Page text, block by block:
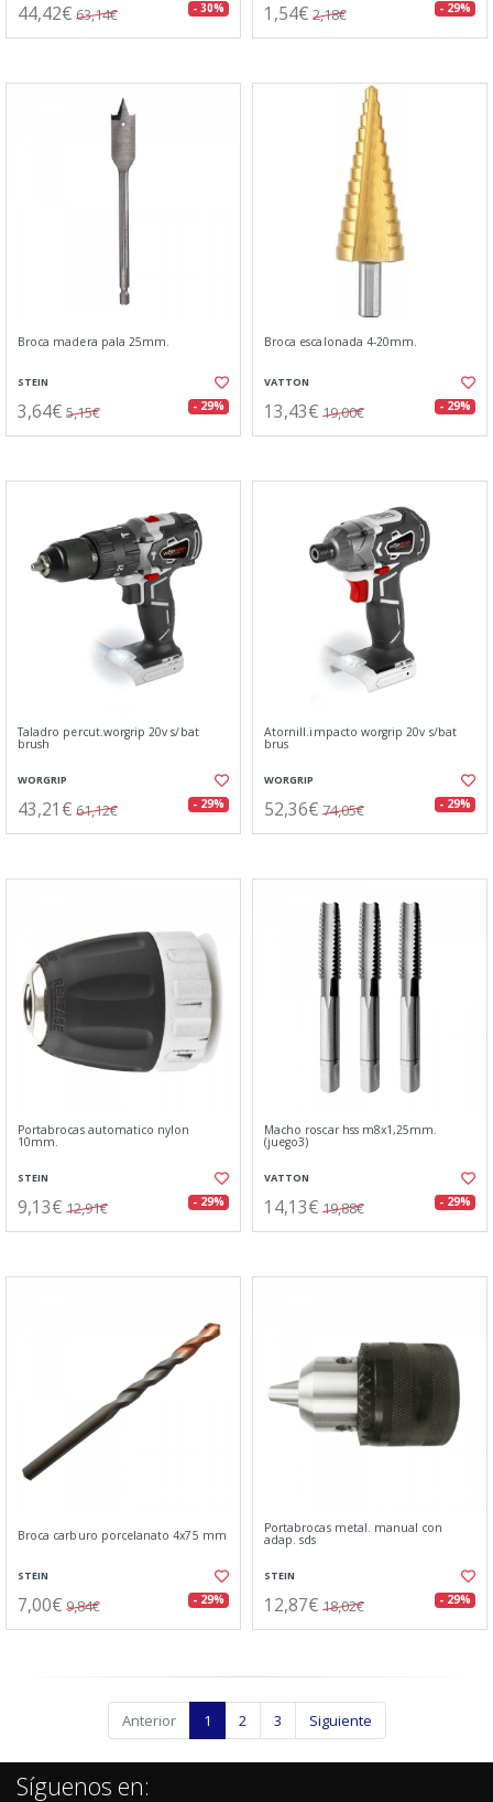
44,42€ 63,14€ - 30% 1,54€ 2,18€ - 29%
Broca madera pala 25mm.
STEIN
3,64€ 5,15€ - 29%
Broca escalonada 4-20mm.
VATTON
13,43€ 19,00€ - 29%
Taladro percut.worgrip 20v s/bat
brush
WORGRIP
43,21€ 61,12€ - 29%
Atornill.impacto worgrip 20v s/bat
brus
WORGRIP
52,36€ 74,05€ - 29%
Portabrocas automatico nylon
10mm.
STEIN
9,13€ 12,91€ - 29%
Macho roscar hss m8x1,25mm.
(juego3)
VATTON
14,13€ 19,88€ - 29%
Broca carburo porcelanato 4x75 mm
STEIN
7,00€ 9,84€ - 29%
Portabrocas metal. manual con
adap. sds
STEIN
12,87€ 18,02€ - 29%
Anterior 1 2 3 Siguiente
Síguenos en: